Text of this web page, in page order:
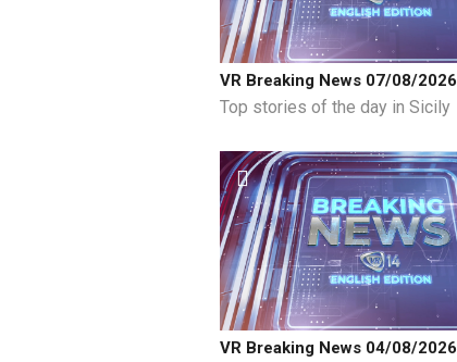
VR Breaking News 07/08/2026
Top stories of the day in Sicily
VR Breaking News 04/08/2026